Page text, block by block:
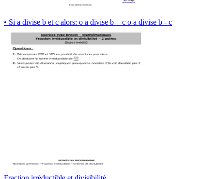
• Si a divise b et c alors: o a divise b + c o a divise b - c